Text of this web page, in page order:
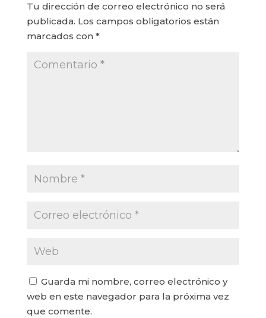
Tu dirección de correo electrónico no será
publicada. Los campos obligatorios están
marcados con *
Guarda mi nombre, correo electrónico y
web en este navegador para la próxima vez
que comente.